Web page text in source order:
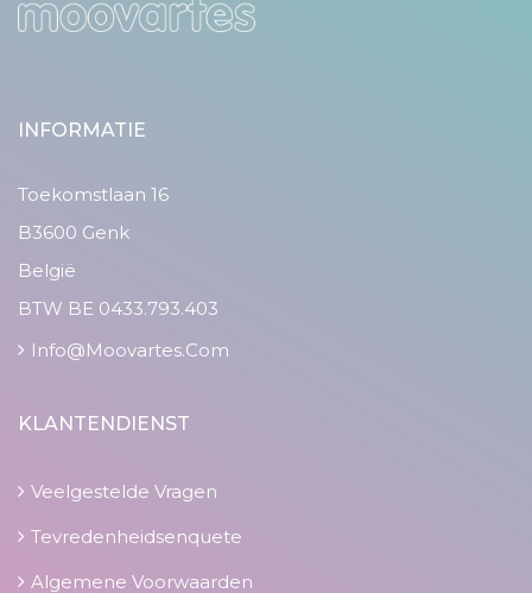
INFORMATIE
Toekomstlaan 16
B3600 Genk
België
BTW BE 0433.793.403
Info@moovartes.com
KLANTENDIENST
Veelgestelde Vragen
Tevredenheidsenquete
Algemene Voorwaarden